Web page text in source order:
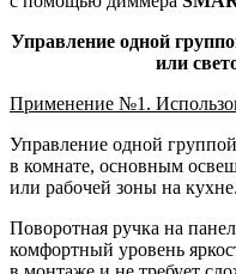
Управление одной
или
Применение №1.
Управление одной
в комнате, основным
или рабочей зоны на кухне.
Поворотная ручка на
комфортный уровень